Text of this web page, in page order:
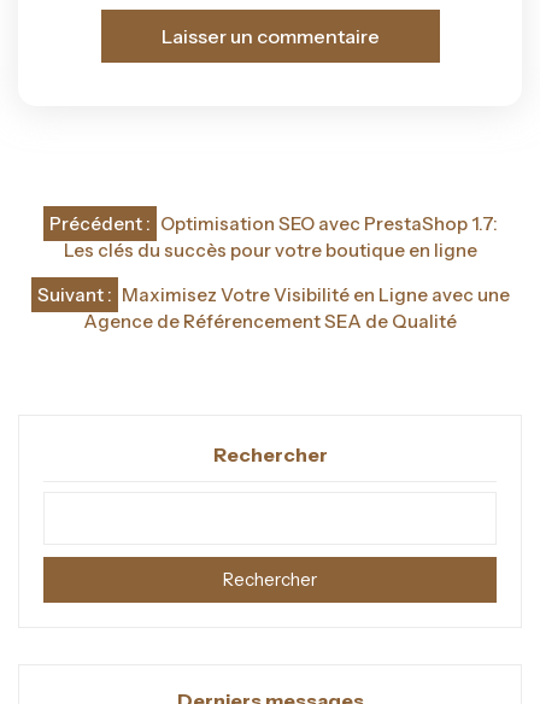
Navigation
l’article
Précédent : Optimisation SEO avec PrestaShop 1.7:
Les clés du succès pour votre boutique en ligne
Suivant : Maximisez Votre Visibilité en Ligne avec une
Agence de Référencement SEA de Qualité
Rechercher
Rechercher